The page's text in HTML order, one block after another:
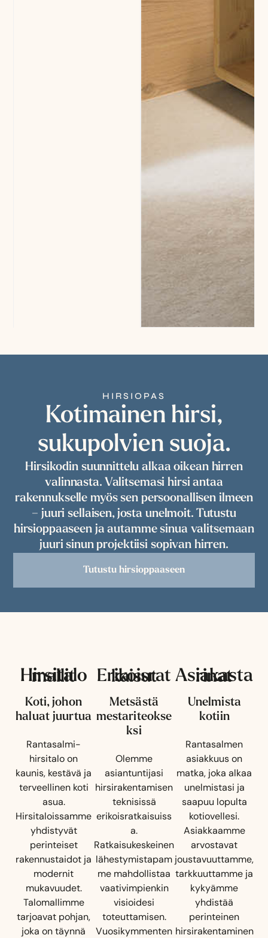
HIRSIOPAS
Kotimainen hirsi,
sukupolvien suoja.
Hirsikodin suunnittelu alkaa oikean hirren
valinnasta. Valitsemasi hirsi antaa
rakennukselle myös sen persoonallisen ilmeen
– juuri sellaisen, josta unelmoit. Tutustu
hirsioppaaseen ja autamme sinua valitsemaan
juuri sinun projektiisi sopivan hirren.
Tutustu hirsioppaaseen
Hirsitalomallit
Koti, johon
haluat juurtua
Rantasalmi-
hirsitalo on
kaunis, kestävä ja
terveellinen koti
asua.
Hirsitaloissamme
yhdistyvät
perinteiset
rakennustaidot ja
modernit
mukavuudet.
Talomallimme
tarjoavat pohjan,
joka on täynnä
Erikoisratkaisut
Metsästä
mestariteokse
ksi
Olemme
asiantuntijasi
hirsirakentamisen
teknisissä
erikoisratkaisuiss
a.
Ratkaisukeskeinen
lähestymistapam
me mahdollistaa
vaativimpienkin
visioidesi
toteuttamisen.
Vuosikymmenten
Asiakastarinat
Unelmista
kotiin
Rantasalmen
asiakkuus on
matka, joka alkaa
unelmistasi ja
saapuu lopulta
kotiovellesi.
Asiakkaamme
arvostavat
joustavuuttamme,
tarkkuuttamme ja
kykyämme
yhdistää
perinteinen
hirsirakentaminen